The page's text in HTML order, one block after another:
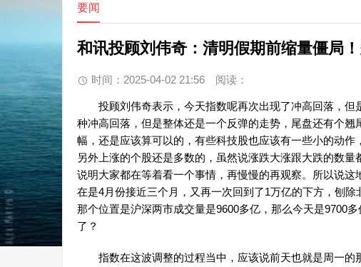
要闻
和讯投顾刘伟奇：清明假期前缩量僵局
时间：2025-04-02 21:56 阅读：
投顾刘伟奇表示，今天指数呢再次出现了冲高回落，但
种冲高回落，但是整体还是一个反弹的走势，尾盘还有个
幅，还是应该算可以的，有些科技股也应该有一些小的动作
另外上涨的个股还是多数的，虽然说涨跌大涨跟大跌的数
说明大家都在等着看一个事情，再慢慢的再观察。所以说
在是4月份接近三个月，又再一次回到了1万亿的下方，刨
那个位置是沪深两市成交量是9600多亿，那么今天是9700
了？
指数在这波调整的过程当中，应该说前天也就是周一的